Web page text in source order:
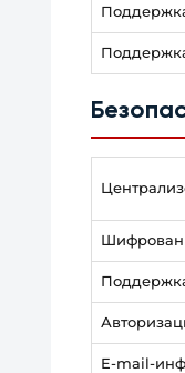
E-mail-